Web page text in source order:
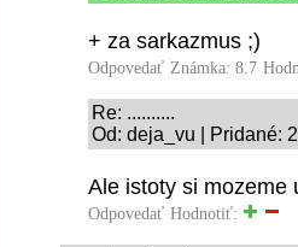
+ za sarkazmus ;)
Odpovedať Známka: 8.7
Re: ..........
Od: deja_vu | Pridané:
Ale istoty si mozeme
Odpovedať Hodnotiť: